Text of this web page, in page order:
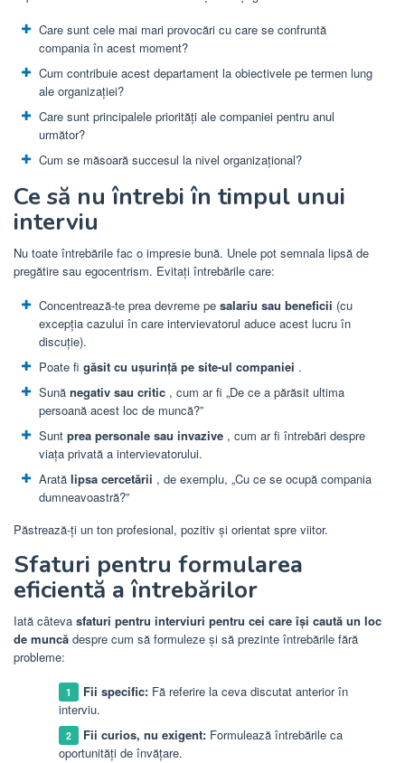
Care sunt cele mai mari provocări cu care se confruntă
compania în acest moment?
Cum contribuie acest departament la obiectivele pe termen lung
ale organizației?
Care sunt principalele priorități ale companiei pentru anul
următor?
Cum se măsoară succesul la nivel organizațional?
Ce să nu întrebi în timpul unui
interviu
Nu toate întrebările fac o impresie bună. Unele pot semnala lipsă de
pregătire sau egocentrism. Evitați întrebările care:
Concentrează-te prea devreme pe salariu sau beneficii (cu
excepția cazului în care intervievatorul aduce acest lucru în
discuție).
Poate fi găsit cu ușurință pe site-ul companiei .
Sună negativ sau critic , cum ar fi „De ce a părăsit ultima
persoană acest loc de muncă?”
Sunt prea personale sau invazive , cum ar fi întrebări despre
viața privată a intervievatorului.
Arată lipsa cercetării , de exemplu, „Cu ce ​​se ocupă compania
dumneavoastră?”
Păstrează-ți un ton profesional, pozitiv și orientat spre viitor.
Sfaturi pentru formularea
eficientă a întrebărilor
Iată câteva sfaturi pentru interviuri pentru cei care își caută un loc
de muncă despre cum să formuleze și să prezinte întrebările fără
probleme:
Fii specific: Fă referire la ceva discutat anterior în
interviu.
Fii curios, nu exigent: Formulează întrebările ca
oportunități de învățare.